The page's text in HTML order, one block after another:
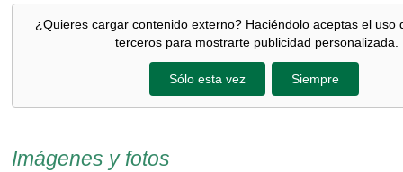
¿Quieres cargar contenido externo? Haciéndolo aceptas el uso
terceros para mostrarte publicidad personalizada.
Sólo esta vez Siempre
Imágenes y fotos